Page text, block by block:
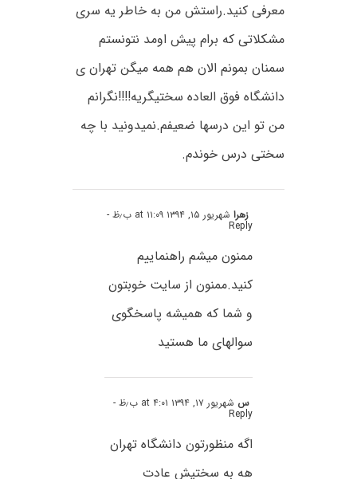
معرفی کنید.راستش من به خاطر یه سری
مشکلاتی که برام پیش اومد نتونستم
سمنان بمونم الان هم همه میگن تهران ی
دانشگاه فوق العاده سختیگریه!!!!نگرانم
من تو این درسها ضعیفم.نمیدونید با چه
سختی درس خوندم.
زهراشهریور ۱۵, ۱۳۹۴ at ۱۱:۰۹ ب٫ظ -
Reply
ممنون میشم راهنماییم
کنید.ممنون از سایت خوبتون
و شما که همیشه پاسخگوی
سوالهای ما هستید
س شهریور ۱۷, ۱۳۹۴ at ۴:۰۱ ب٫ظ -
Reply
اگه منظورتون دانشگاه تهران
هه به سختیش عادت